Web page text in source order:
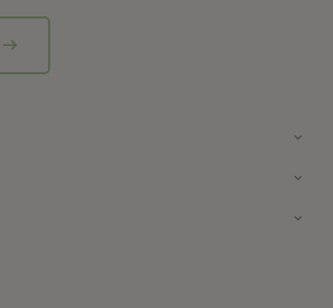
arrow_right_alt